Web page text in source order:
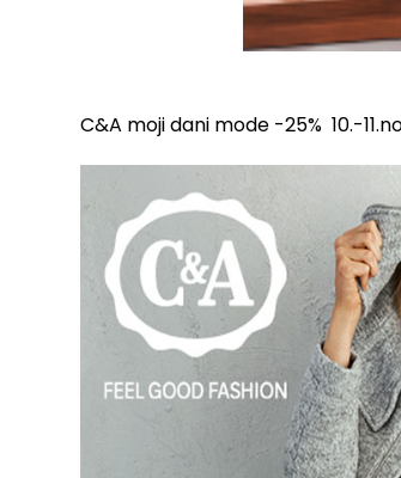
C&A moji dani mode -25% 10.-